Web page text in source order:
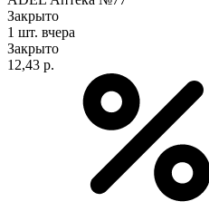
Закрыто
1 шт. вчера
Закрыто
12,43 р.